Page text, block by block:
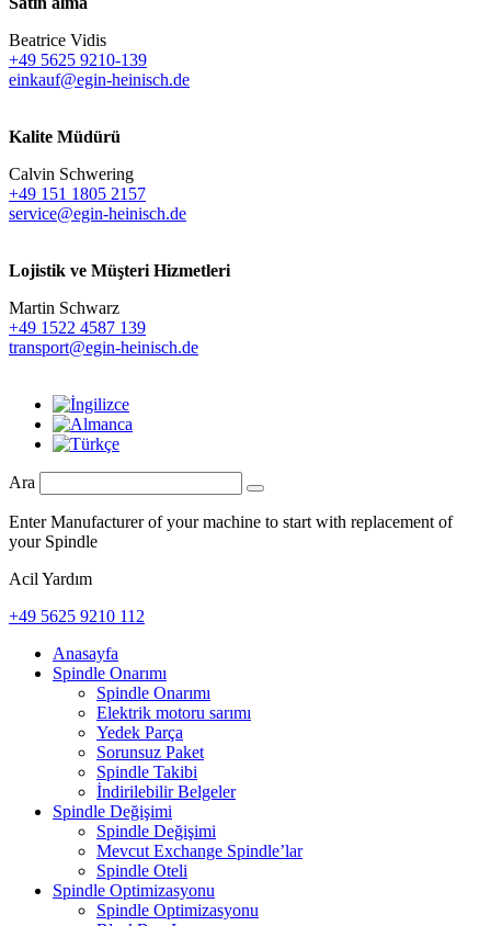
Beatrice Vidis
+49 5625 9210-139
einkauf@egin-heinisch.de
Kalite Müdürü
Calvin Schwering
+49 151 1805 2157
service@egin-heinisch.de
Lojistik ve Müşteri Hizmetleri
Martin Schwarz
+49 1522 4587 139
transport@egin-heinisch.de
Ara
Enter Manufacturer of your machine to start with replacement of
your Spindle
Acil Yardım
+49 5625 9210 112
Anasayfa
Spindle Onarımı
Spindle Onarımı
Elektrik motoru sarımı
Yedek Parça
Sorunsuz Paket
Spindle Takibi
İndirilebilir Belgeler
Spindle Değişimi
Spindle Değişimi
Mevcut Exchange Spindle’lar
Spindle Oteli
Spindle Optimizasyonu
Spindle Optimizasyonu